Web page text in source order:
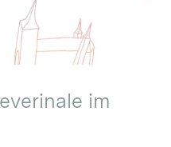
im